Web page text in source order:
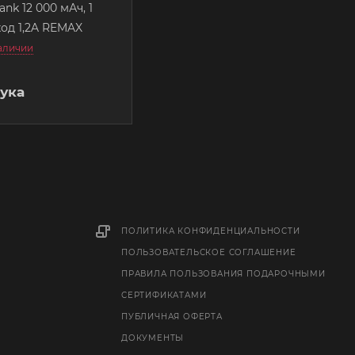
12 000 мАч, 1
USB выход 1,2A REMAX
ПОЛИТИКА КОНФИДЕНЦИАЛЬНОСТИ
ПОЛЬЗОВАТЕЛЬСКОЕ СОГЛАШЕНИЕ
ПРАВИЛА ПОЛЬЗОВАНИЯ ПОДАРОЧНЫМИ
СЕРТИФИКАТАМИ
ПУБЛИЧНАЯ ОФЕРТА
ДОКУМЕНТЫ